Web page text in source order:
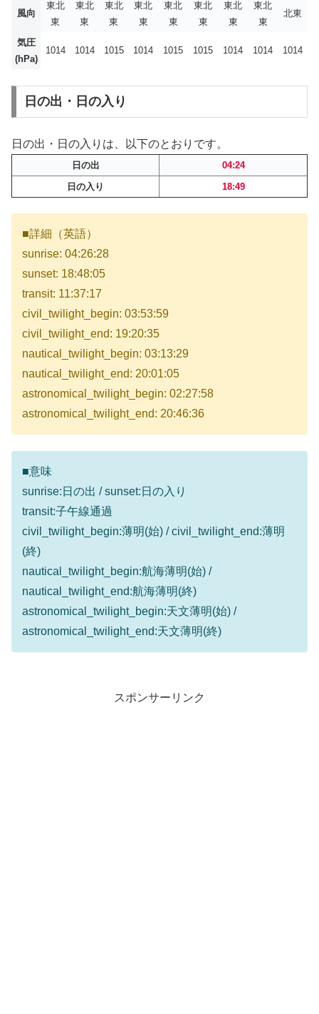
風向
東北
東
東北
東
東北
東
東北
東
東北
東
東北
東
東北
東
東北
東
北東
気圧
(hPa)
1014 1014 1015 1014 1015 1015 1014 1014 1014
日の出・日の入り
日の出・日の入りは、以下のとおりです。
日の出
04:24
日の入り
18:49
■詳細（英語）
sunrise: 04:26:28
sunset: 18:48:05
transit: 11:37:17
civil_twilight_begin: 03:53:59
civil_twilight_end: 19:20:35
nautical_twilight_begin: 03:13:29
nautical_twilight_end: 20:01:05
astronomical_twilight_begin: 02:27:58
astronomical_twilight_end: 20:46:36
■意味
sunrise:日の出 / sunset:日の入り
transit:子午線通過
civil_twilight_begin:薄明(始) / civil_twilight_end:薄明
(終)
nautical_twilight_begin:航海薄明(始) /
nautical_twilight_end:航海薄明(終)
astronomical_twilight_begin:天文薄明(始) /
astronomical_twilight_end:天文薄明(終)
スポンサーリンク